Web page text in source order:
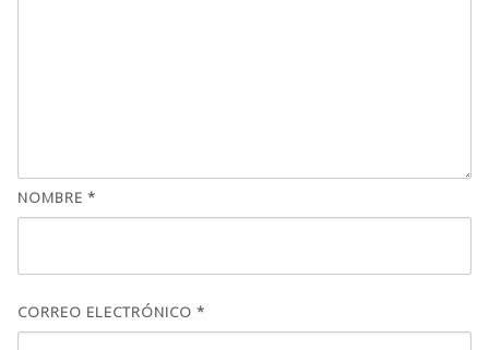
NOMBRE *
CORREO ELECTRÓNICO *